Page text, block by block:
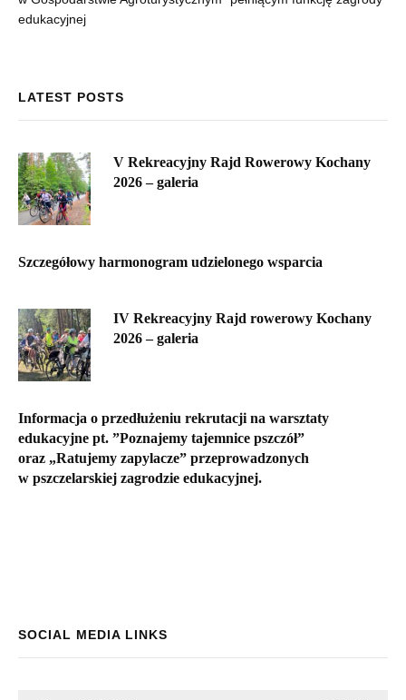
edukacyjnej
LATEST POSTS
V Rekreacyjny Rajd Rowerowy Kochany
2026 – galeria
Szczegółowy harmonogram udzielonego wsparcia
IV Rekreacyjny Rajd rowerowy Kochany
2026 – galeria
Informacja o przedłużeniu rekrutacji na warsztaty
edukacyjne pt. ”Poznajemy tajemnice pszczół”
oraz „Ratujemy zapylacze” przeprowadzonych
w pszczelarskiej zagrodzie edukacyjnej.
SOCIAL MEDIA LINKS